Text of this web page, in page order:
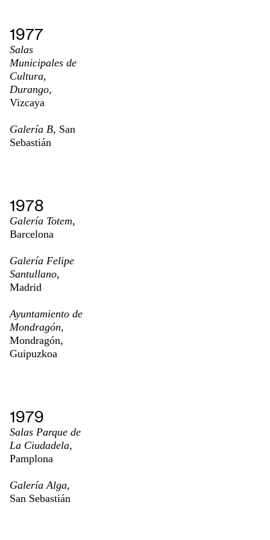
1977
Salas
Municipales de
Cultura,
Durango,
Vizcaya
Galería B, San
Sebastián
1978
Galería Totem,
Barcelona
Galería Felipe
Santullano,
Madrid
Ayuntamiento de
Mondragón,
Mondragón,
Guipuzkoa
1979
Salas Parque de
La Ciudadela,
Pamplona
Galería Alga,
San Sebastián